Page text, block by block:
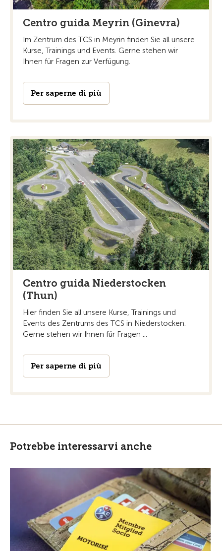
Centro guida Meyrin (Ginevra)
Im Zentrum des TCS in Meyrin finden Sie all unsere
Kurse, Trainings und Events. Gerne stehen wir
Ihnen für Fragen zur Verfügung.
Per saperne di più
Centro guida Niederstocken
(Thun)
Hier finden Sie all unsere Kurse, Trainings und
Events des Zentrums des TCS in Niederstocken.
Gerne stehen wir Ihnen für Fragen ...
Per saperne di più
Potrebbe interessarvi anche